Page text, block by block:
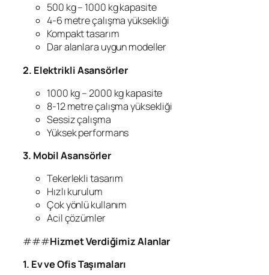
500 kg – 1000 kg kapasite
4-6 metre çalışma yüksekliği
Kompakt tasarım
Dar alanlara uygun modeller
2. Elektrikli Asansörler
1000 kg – 2000 kg kapasite
8-12 metre çalışma yüksekliği
Sessiz çalışma
Yüksek performans
3. Mobil Asansörler
Tekerlekli tasarım
Hızlı kurulum
Çok yönlü kullanım
Acil çözümler
###Hizmet Verdiğimiz Alanlar
1. Ev ve Ofis Taşımaları